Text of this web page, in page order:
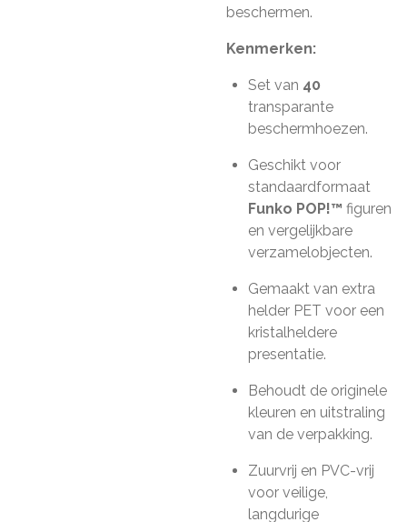
beschermen.
Kenmerken:
Set van 40
transparante
beschermhoezen.
Geschikt voor
standaardformaat
Funko POP!™ figuren
en vergelijkbare
verzamelobjecten.
Gemaakt van extra
helder PET voor een
kristalheldere
presentatie.
Behoudt de originele
kleuren en uitstraling
van de verpakking.
Zuurvrij en PVC-vrij
voor veilige,
langdurige